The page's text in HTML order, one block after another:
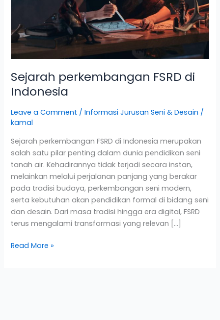
Sejarah perkembangan FSRD di
Indonesia
Leave a Comment /Informasi Jurusan Seni & Desain /
kamal
Sejarah perkembangan FSRD di Indonesia merupakan
salah satu pilar penting dalam dunia pendidikan seni
tanah air. Kehadirannya tidak terjadi secara instan,
melainkan melalui perjalanan panjang yang berakar
pada tradisi budaya, perkembangan seni modern,
serta kebutuhan akan pendidikan formal di bidang seni
dan desain. Dari masa tradisi hingga era digital, FSRD
terus mengalami transformasi yang relevan […]
Read More »